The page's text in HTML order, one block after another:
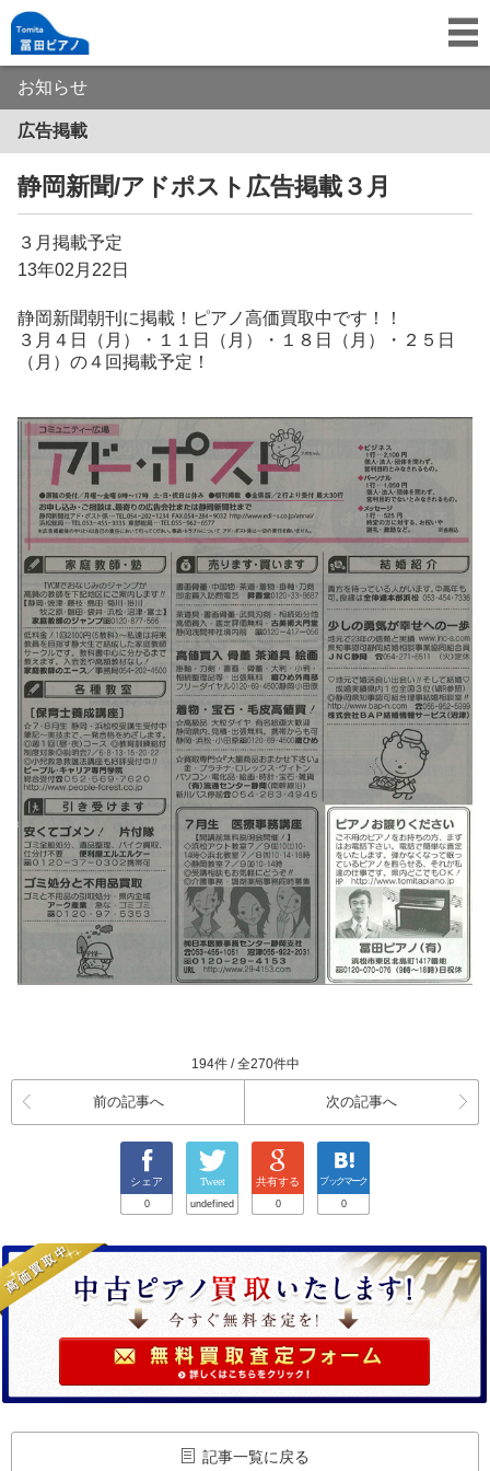
お知らせ
広告掲載
静岡新聞/アドポスト広告掲載３月
３月掲載予定
13年02月22日
静岡新聞朝刊に掲載！ピアノ高価買取中です！！
３月４日（月）・１１日（月）・１８日（月）・２５日
（月）の４回掲載予定！
194件 / 全270件中
前の記事へ 次の記事へ
シェア
0
Tweet
undefined
共有する
0
ブックマーク
0
記事一覧に戻る